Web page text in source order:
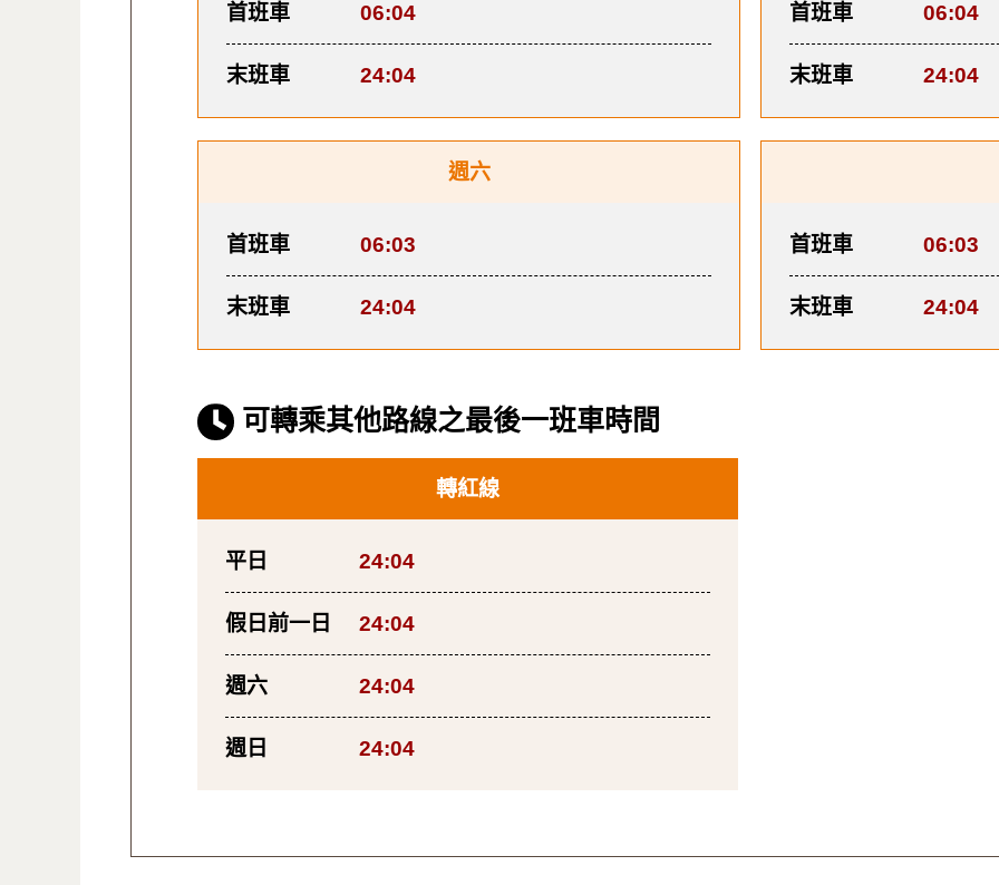
首班車 06:04
末班車 24:04
首班車 06:04
末班車 24:04
週六
首班車 06:03
末班車 24:04
首班車 06:03
末班車 24:04
可轉乘其他路線之最後一班車時間
轉紅線
平日 24:04
假日前一日 24:04
週六 24:04
週日 24:04